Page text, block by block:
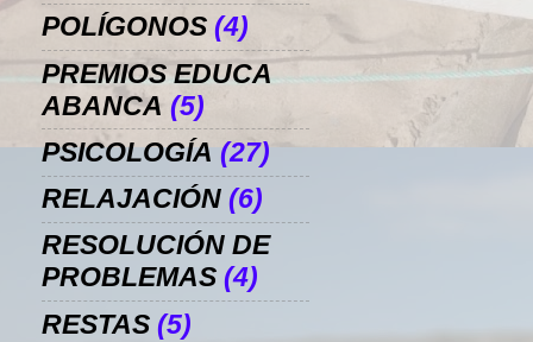
POLÍGONOS (4)
PREMIOS EDUCA
ABANCA (5)
PSICOLOGÍA (27)
RELAJACIÓN (6)
RESOLUCIÓN DE
PROBLEMAS (4)
RESTAS (5)